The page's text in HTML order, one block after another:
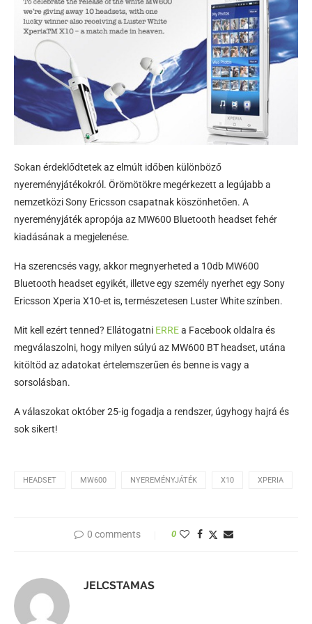
Sokan érdeklődtetek az elmúlt időben különböző
nyereményjátékokról. Örömötökre megérkezett a legújabb a
nemzetközi Sony Ericsson csapatnak köszönhetően. A
nyereményjáték apropója az MW600 Bluetooth headset fehér
kiadásának a megjelenése.
Ha szerencsés vagy, akkor megnyerheted a 10db MW600
Bluetooth headset egyikét, illetve egy személy nyerhet egy Sony
Ericsson Xperia X10-et is, természetesen Luster White színben.
Mit kell ezért tenned? Ellátogatni ERREa Facebook oldalra és
megválaszolni, hogy milyen súlyú az MW600 BT headset, utána
kitöltöd az adatokat értelemszerűen és benne is vagy a
sorsolásban.
A válaszokat október 25-ig fogadja a rendszer, úgyhogy hajrá és
sok sikert!
HEADSET MW600 NYEREMÉNYJÁTÉK X10 XPERIA
0 comments 0
JELCSTAMAS